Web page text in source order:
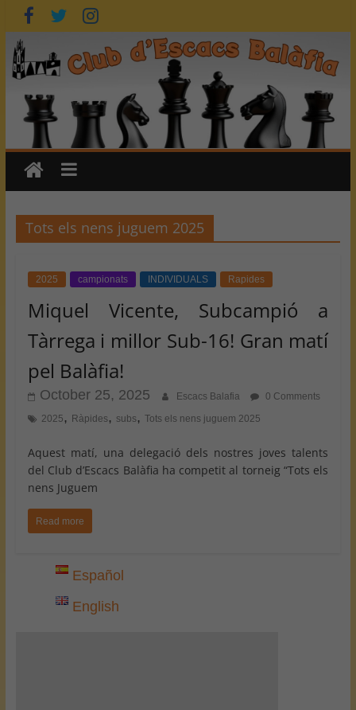
Skip
to
content
Tots els nens juguem 2025
2025 campionats INDIVIDUALS Rapides
Miquel Vicente, Subcampió a
Tàrrega i millor Sub-16! Gran matí
pel Balàfia!
October 25, 2025 Escacs Balafia
0 Comments
2025, Ràpides, subs, Tots els nens juguem 2025
Aquest matí, una delegació dels nostres joves talents
del Club d’Escacs Balàfia ha competit al torneig “Tots els
nens Juguem
Read more
Español
English